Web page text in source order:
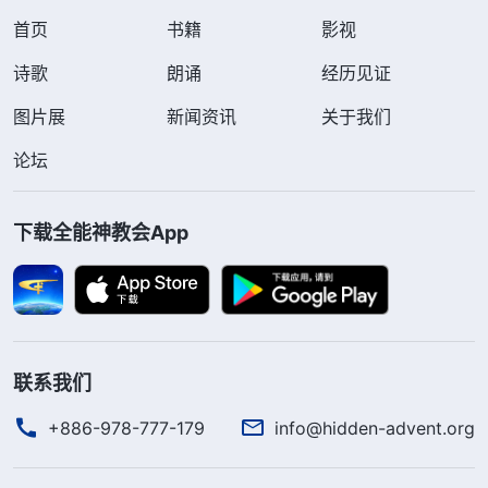
首页 书籍
影视
诗歌
朗诵
经历见证
图片展
新闻资讯
关于我们
论坛
下载全能神教会App
联系我们
+886-978-777-179 info@hidden-advent.org